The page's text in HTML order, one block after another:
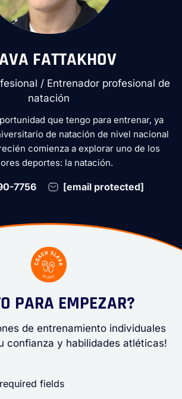
FATTAKHOV
/ Entrenador profesional de
natación
que tengo para entrenar, ya
de natación de nivel nacional
comienza a explorar uno de los
deportes: la natación.
7756 [email protected]
PARA EMPEZAR?
de entrenamiento individuales
confianza y habilidades atléticas!
fields